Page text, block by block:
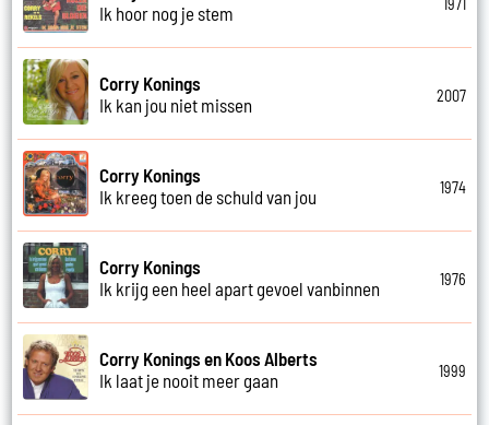
Ik hoor nog je stem
Corry Konings
Ik kan jou niet missen
2007
Corry Konings
Ik kreeg toen de schuld van jou
1974
Corry Konings
Ik krijg een heel apart gevoel vanbinnen
1976
Corry Konings en Koos Alberts
Ik laat je nooit meer gaan
1999